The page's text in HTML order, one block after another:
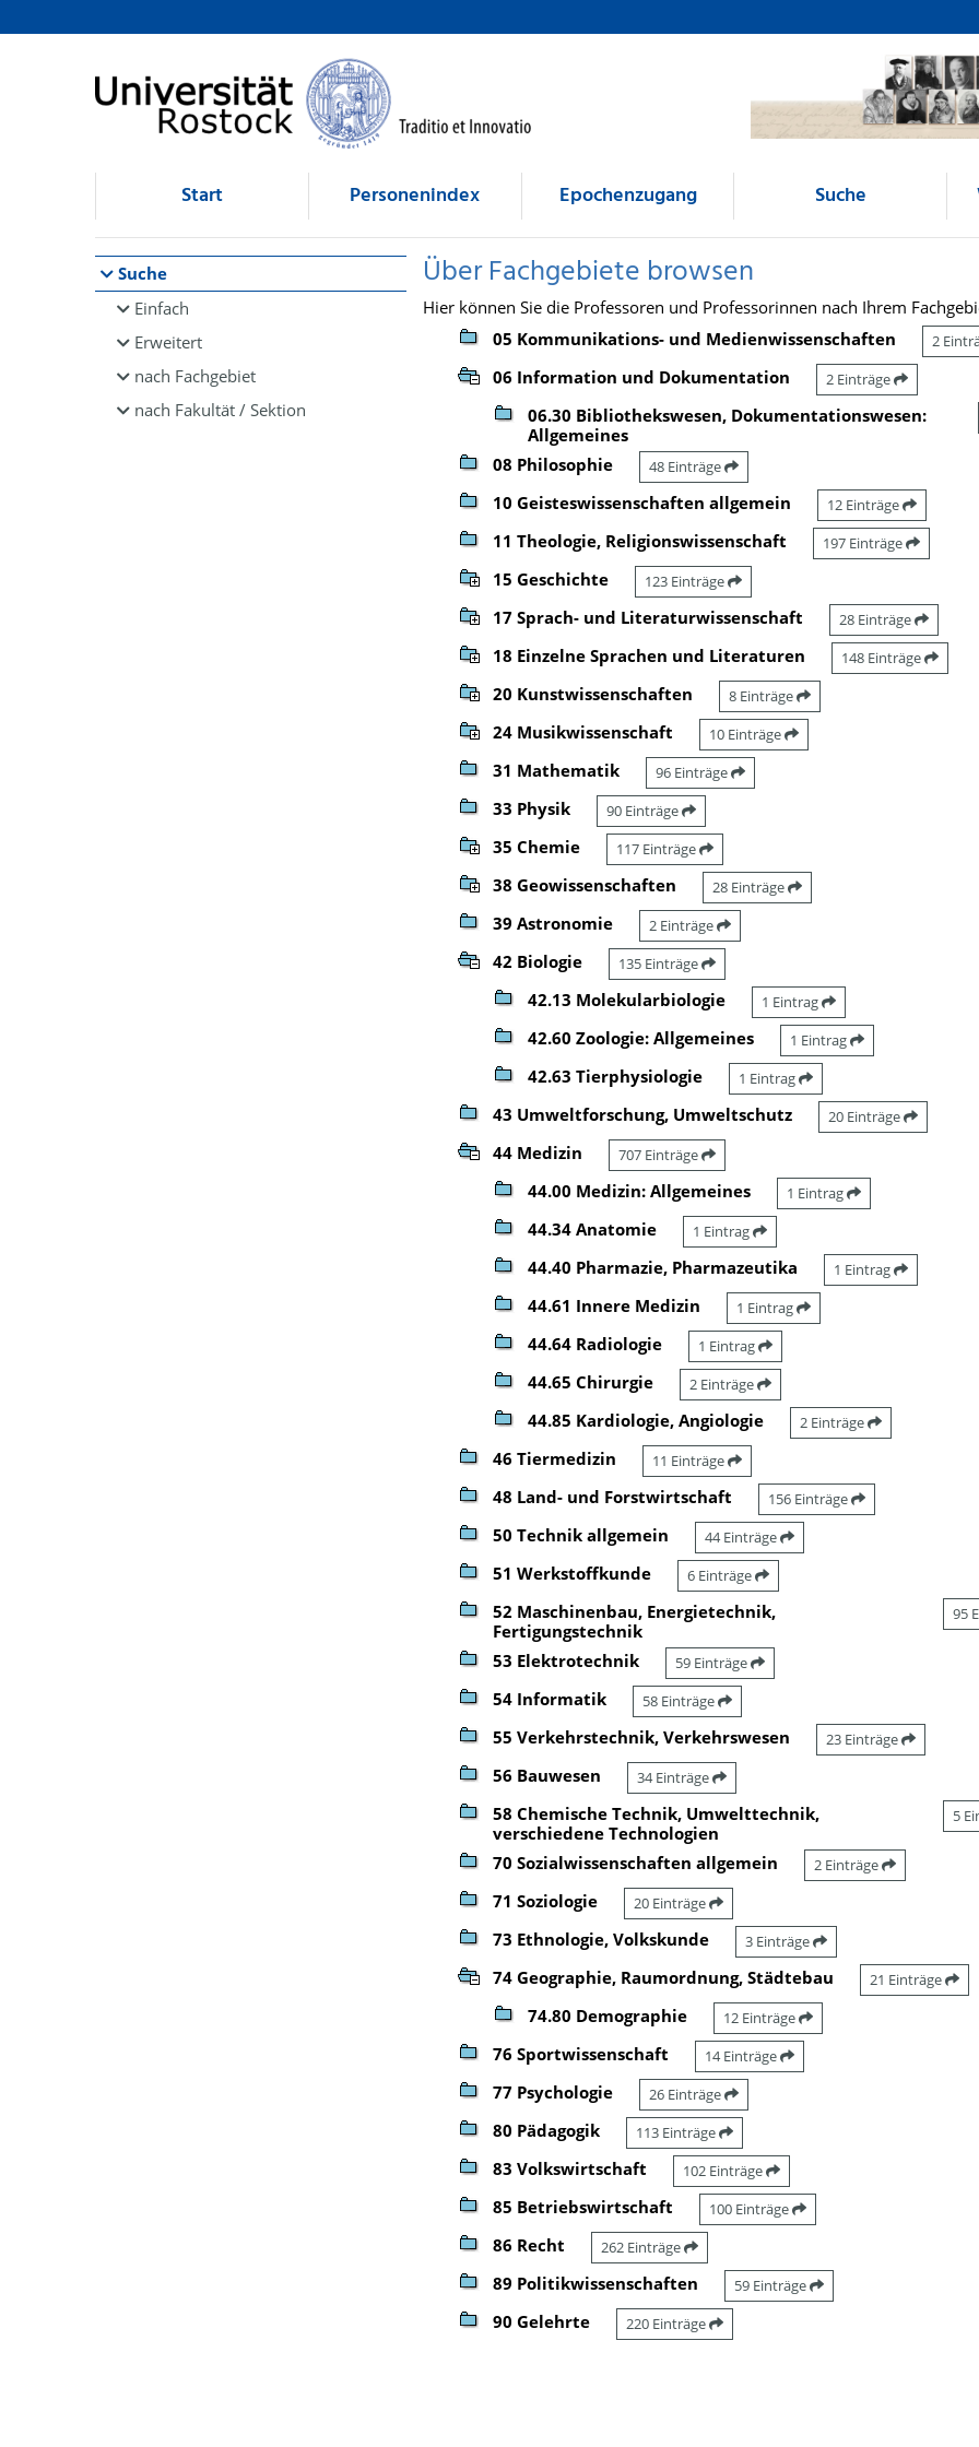
Browsen
direkt zum Inhalt
Start Personenindex Epochenzugang Suche
Suche
Einfach
Erweitert
nach Fachgebiet
nach Fakultät / Sektion
Über Fachgebiete browsen
Hier können Sie die Professoren und Professorinnen nach Ihrem
05 Kommunikations- und Medienwissenschaften
2
06 Information und Dokumentation 2 Einträge
06.30 Bibliothekswesen, Dokumentationswesen:
Allgemeines
08 Philosophie 48 Einträge
10 Geisteswissenschaften allgemein 12 Einträge
11 Theologie, Religionswissenschaft 197 Einträge
15 Geschichte 123 Einträge
17 Sprach- und Literaturwissenschaft 28 Einträge
18 Einzelne Sprachen und Literaturen 148 Einträge
20 Kunstwissenschaften 8 Einträge
24 Musikwissenschaft 10 Einträge
31 Mathematik 96 Einträge
33 Physik 90 Einträge
35 Chemie 117 Einträge
38 Geowissenschaften 28 Einträge
39 Astronomie 2 Einträge
42 Biologie 135 Einträge
42.13 Molekularbiologie 1 Eintrag
42.60 Zoologie: Allgemeines 1 Eintrag
42.63 Tierphysiologie 1 Eintrag
43 Umweltforschung, Umweltschutz 20 Einträge
44 Medizin 707 Einträge
44.00 Medizin: Allgemeines 1 Eintrag
44.34 Anatomie 1 Eintrag
44.40 Pharmazie, Pharmazeutika 1 Eintrag
44.61 Innere Medizin 1 Eintrag
44.64 Radiologie 1 Eintrag
44.65 Chirurgie 2 Einträge
44.85 Kardiologie, Angiologie 2 Einträge
46 Tiermedizin 11 Einträge
48 Land- und Forstwirtschaft 156 Einträge
50 Technik allgemein 44 Einträge
51 Werkstoffkunde 6 Einträge
52 Maschinenbau, Energietechnik,
Fertigungstechnik
95
53 Elektrotechnik 59 Einträge
54 Informatik 58 Einträge
55 Verkehrstechnik, Verkehrswesen 23 Einträge
56 Bauwesen 34 Einträge
58 Chemische Technik, Umwelttechnik,
verschiedene Technologien
5
70 Sozialwissenschaften allgemein 2 Einträge
71 Soziologie 20 Einträge
73 Ethnologie, Volkskunde 3 Einträge
74 Geographie, Raumordnung, Städtebau 21 Einträge
74.80 Demographie 12 Einträge
76 Sportwissenschaft 14 Einträge
77 Psychologie 26 Einträge
80 Pädagogik 113 Einträge
83 Volkswirtschaft 102 Einträge
85 Betriebswirtschaft 100 Einträge
86 Recht 262 Einträge
89 Politikwissenschaften 59 Einträge
90 Gelehrte 220 Einträge